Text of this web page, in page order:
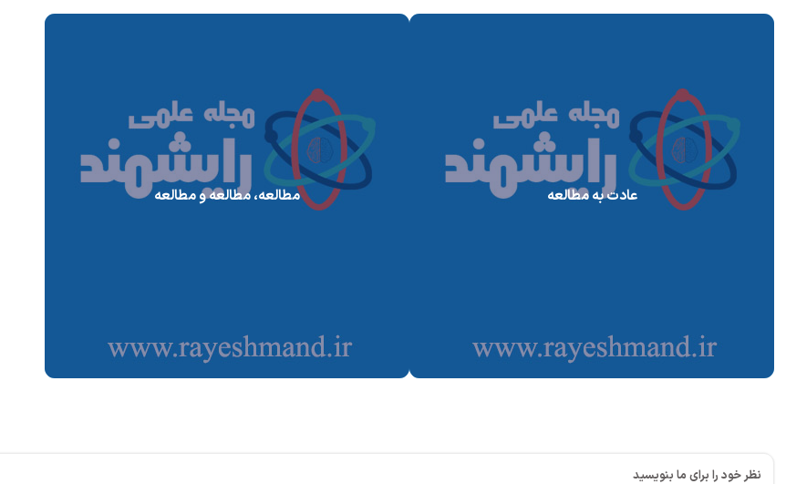
عادت به مطالعه مطالعه، مطالعه و مطالعه
نظر خود را برای ما بنویسید